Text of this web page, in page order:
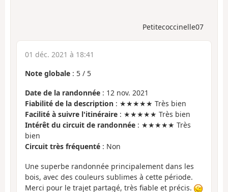
Petitecoccinelle07
01 déc. 2021 à 18:41
Note globale : 5 / 5
Date de la randonnée : 12 nov. 2021
Fiabilité de la description : ★★★★★ Très bien
Facilité à suivre l'itinéraire : ★★★★★ Très bien
Intérêt du circuit de randonnée : ★★★★★ Très
bien
Circuit très fréquenté : Non
Une superbe randonnée principalement dans les
bois, avec des couleurs sublimes à cette période.
Merci pour le trajet partagé, très fiable et précis.